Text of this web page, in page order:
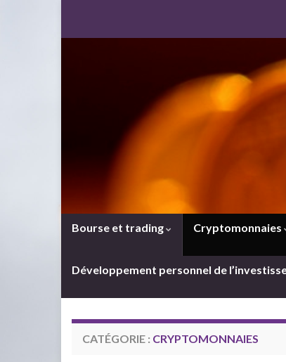
Bourse et trading Cryptomonnaies
Développement personnel de
CATÉGORIE : CRYPTOMONNAIES